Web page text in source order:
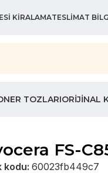
KIRALAMATESLIMAT
TOZLARIORIJINAL
FS-
kodu:60023fb449c7